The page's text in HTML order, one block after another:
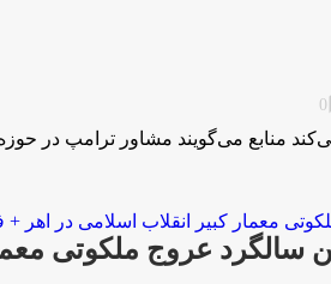
0
منابع می‌گویند مشاور ترامپ در
عروج ملکوتی